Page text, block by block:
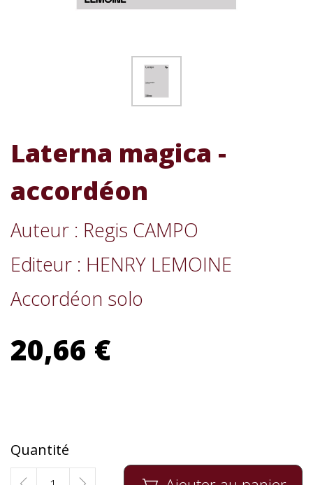
Laterna magica -
accordéon
Auteur : Regis CAMPO
Editeur : HENRY LEMOINE
Accordéon solo
20,66 €
Quantité